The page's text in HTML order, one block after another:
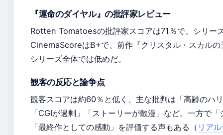
『運命のダイヤル』の批評家レビュー
Rotten Tomatoesの批評家スコアは71％で、シリー
CinemaScoreはB+で、前作『クリスタル・スカル
シリーズ全体では低めだ。
観客の反応と論争点
観客スコアは約60％と低く、主な批判は「高齢のハ
「CGIが過剰」「ストーリーが散漫」など。一方で
「最終作としての感動」を評価する声もある（ リア